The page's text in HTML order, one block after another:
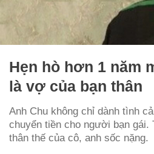
Hẹn hò hơn 1 năm
là vợ của bạn thân
Anh Chu không chỉ dành tình
chuyển tiền cho người bạn gái.
thân thế của cô, anh sốc nặng.